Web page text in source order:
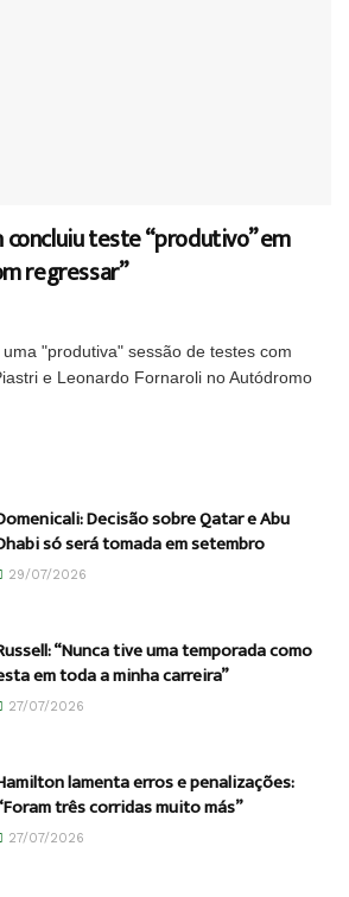
concluiu teste “produtivo” em
regressar”
"produtiva" sessão de testes com
e Leonardo Fornaroli no Autódromo
Decisão sobre Qatar e Abu
só será tomada em setembro
29/07/2026
“Nunca tive uma temporada como
em toda a minha carreira”
27/07/2026
lamenta erros e penalizações:
três corridas muito más”
27/07/2026